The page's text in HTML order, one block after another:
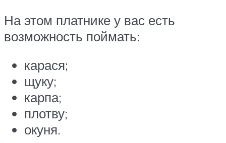
На этом платнике у вас есть
возможность поймать:
карася;
щуку;
карпа;
плотву;
окуня.